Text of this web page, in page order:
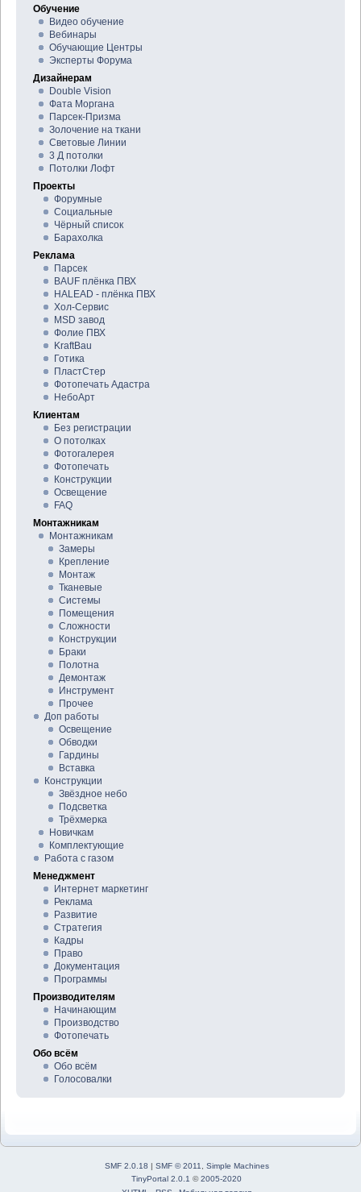
Обучение
Видео обучение
Вебинары
Обучающие Центры
Эксперты Форума
Дизайнерам
Double Vision
Фата Моргана
Парсек-Призма
Золочение на ткани
Световые Линии
3 Д потолки
Потолки Лофт
Проекты
Форумные
Социальные
Чёрный список
Барахолка
Реклама
Парсек
BAUF плёнка ПВХ
HALEAD - плёнка ПВХ
Хол-Сервис
MSD завод
Фолие ПВХ
KraftBau
Готика
ПластСтер
Фотопечать Адастра
НебоАрт
Клиентам
Без регистрации
О потолках
Фотогалерея
Фотопечать
Конструкции
Освещение
FAQ
Монтажникам
Монтажникам
Замеры
Крепление
Монтаж
Тканевые
Системы
Помещения
Сложности
Конструкции
Браки
Полотна
Демонтаж
Инструмент
Прочее
Доп работы
Освещение
Обводки
Гардины
Вставка
Конструкции
Звёздное небо
Подсветка
Трёхмерка
Новичкам
Комплектующие
Работа с газом
Менеджмент
Интернет маркетинг
Реклама
Развитие
Стратегия
Кадры
Право
Документация
Программы
Производителям
Начинающим
Производство
Фотопечать
Обо всём
Обо всём
Голосовалки
SMF 2.0.18 SMF © 2011, Simple Machines
TinyPortal 2.0.1 ©2005-2020